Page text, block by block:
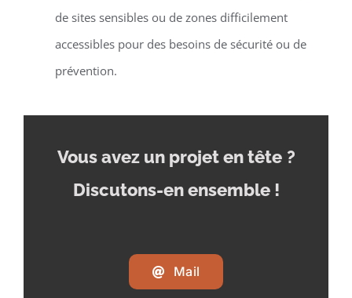
de sites sensibles ou de zones difficilement
accessibles pour des besoins de sécurité ou de
prévention.
Vous avez un projet en tête ?
Discutons-en ensemble !
Mail